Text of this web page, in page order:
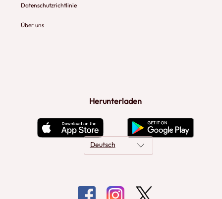
Datenschutzrichtlinie
Über uns
Herunterladen
Deutsch